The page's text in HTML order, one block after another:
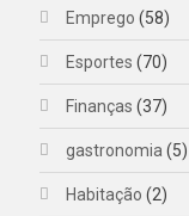
Emprego (58)
Esportes (70)
Finanças (37)
gastronomia (5)
Habitação (2)